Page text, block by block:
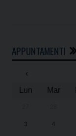
APPUNTAMENTI
‹
Lun
Mar
3 4